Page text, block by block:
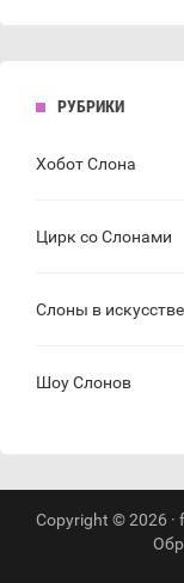
РУБРИКИ
Хобот Слона
Цирк со Слонами
Слоны в искусстве
Шоу Слонов
Copyright © 2026